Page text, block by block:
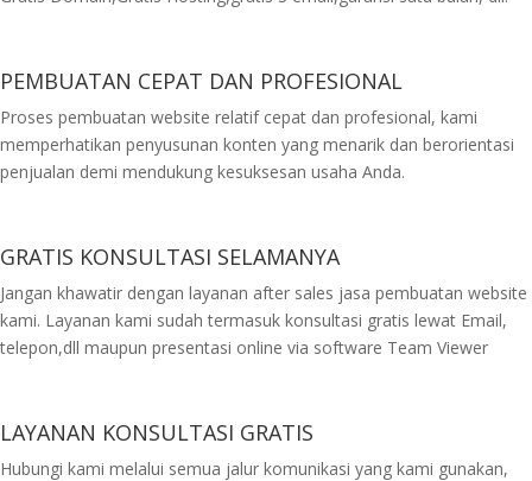
PEMBUATAN CEPAT DAN PROFESIONAL
Proses pembuatan website relatif cepat dan profesional, kami
memperhatikan penyusunan konten yang menarik dan berorientasi
penjualan demi mendukung kesuksesan usaha Anda.
GRATIS KONSULTASI SELAMANYA
Jangan khawatir dengan layanan after sales jasa pembuatan website
kami. Layanan kami sudah termasuk konsultasi gratis lewat Email,
telepon,dll maupun presentasi online via software Team Viewer
LAYANAN KONSULTASI GRATIS
Hubungi kami melalui semua jalur komunikasi yang kami gunakan,